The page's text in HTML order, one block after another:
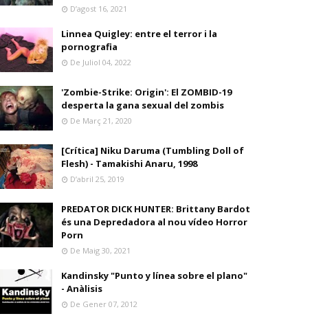
D’agost 16, 2021
Linnea Quigley: entre el terror i la
pornografia
De Juliol 04, 2022
'Zombie-Strike: Origin': El ZOMBID-19
desperta la gana sexual del zombis
De Març 21, 2020
[Crítica] Niku Daruma (Tumbling Doll of
Flesh) - Tamakishi Anaru, 1998
D’abril 25, 2019
PREDATOR DICK HUNTER: Brittany Bardot
és una Depredadora al nou vídeo Horror
Porn
De Maig 30, 2021
Kandinsky "Punto y línea sobre el plano"
- Anàlisis
De Gener 07, 2012